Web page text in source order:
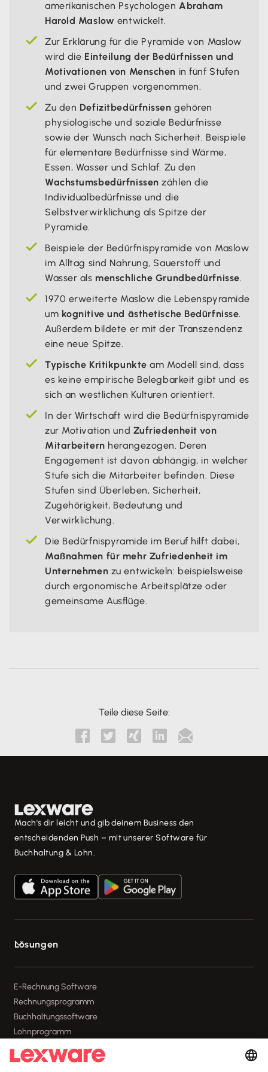
amerikanischen PsychologenAbraham
Harold Maslow entwickelt.
Zur Erklärung für die Pyramide von Maslow
wird die Einteilung der Bedürfnissen und
Motivationen von Menschen in fünf Stufen
und zwei Gruppen vorgenommen.
Zu den Defizitbedürfnissen gehören
physiologische und soziale Bedürfnisse
sowie der Wunsch nach Sicherheit. Beispiele
für elementare Bedürfnisse sind Wärme,
Essen, Wasser und Schlaf. Zu den
Wachstumsbedürfnissen zählen die
Individualbedürfnisse und die
Selbstverwirklichung als Spitze der
Pyramide.
Beispiele der Bedürfnispyramide von Maslow
im Alltag sind Nahrung, Sauerstoff und
Wasser als menschliche Grundbedürfnisse.
1970 erweiterte Maslow die Lebenspyramide
um kognitive und ästhetische Bedürfnisse.
Außerdem bildete er mit der Transzendenz
eine neue Spitze.
Typische Kritikpunkte am Modell sind, dass
es keine empirische Belegbarkeit gibt und es
sich an westlichen Kulturen orientiert.
In der Wirtschaft wird die Bedürfnispyramide
zur Motivation und Zufriedenheit von
Mitarbeitern herangezogen. Deren
Engagement ist davon abhängig, in welcher
Stufe sich die Mitarbeiter befinden. Diese
Stufen sind Überleben, Sicherheit,
Zugehörigkeit, Bedeutung und
Verwirklichung.
Die Bedürfnispyramide im Beruf hilft dabei,
Maßnahmen für mehr Zufriedenheit im
Unternehmen zu entwickeln: beispielsweise
durch ergonomische Arbeitsplätze oder
gemeinsame Ausflüge.
Teile diese Seite:
    
Mach's dir leicht und gib deinem Business den
entscheidenden Push – mit unserer Software für
Buchhaltung & Lohn.
Lösungen

E-Rechnung Software
Rechnungsprogramm
Buchhaltungssoftware
Lohnprogramm
Geschäftskonto
Branchenlösungen